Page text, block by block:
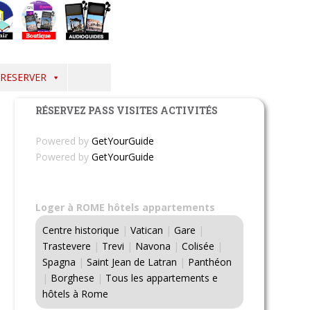
RESERVER
RÉSERVEZ PASS VISITES ACTIVITÉS
Powered by GetYourGuide
Powered by GetYourGuide
Loger à ROME hôtels appartements
Centre historique | Vatican | Gare |
Trastevere | Trevi | Navona | Colisée |
Spagna | Saint Jean de Latran | Panthéon
| Borghese | Tous les appartements e
hôtels à Rome